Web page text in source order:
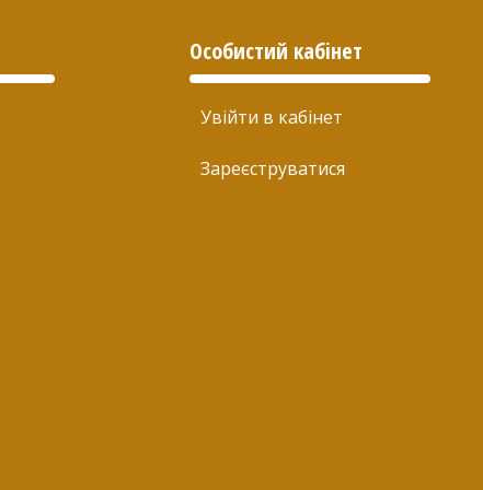
Особистий кабінет
Увійти в кабінет
Зареєструватися